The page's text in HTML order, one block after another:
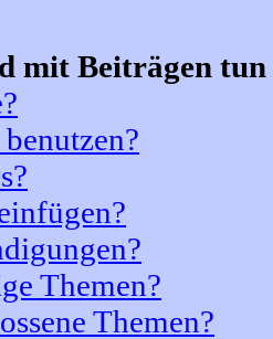
mit Beiträgen
Themen?
Themen?